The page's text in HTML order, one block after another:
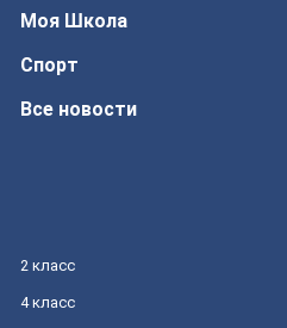
Моя Школа
Спорт
Все новости
2 класс
4 класс